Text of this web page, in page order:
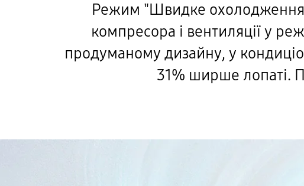
Режим "Швидке охолодження"
компресора і вентиляції у
продуманому дизайну, у
31% ширше лопаті.